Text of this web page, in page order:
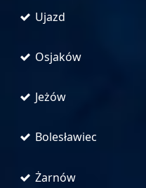
Ujazd
Osjaków
Jeżów
Bolesławiec
Żarnów